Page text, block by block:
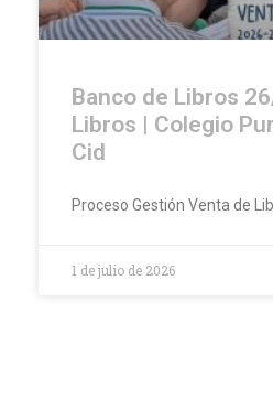
Banco de Libros
Libros | Colegio
Cid
Proceso Gestión Venta de
1 de julio de 2026